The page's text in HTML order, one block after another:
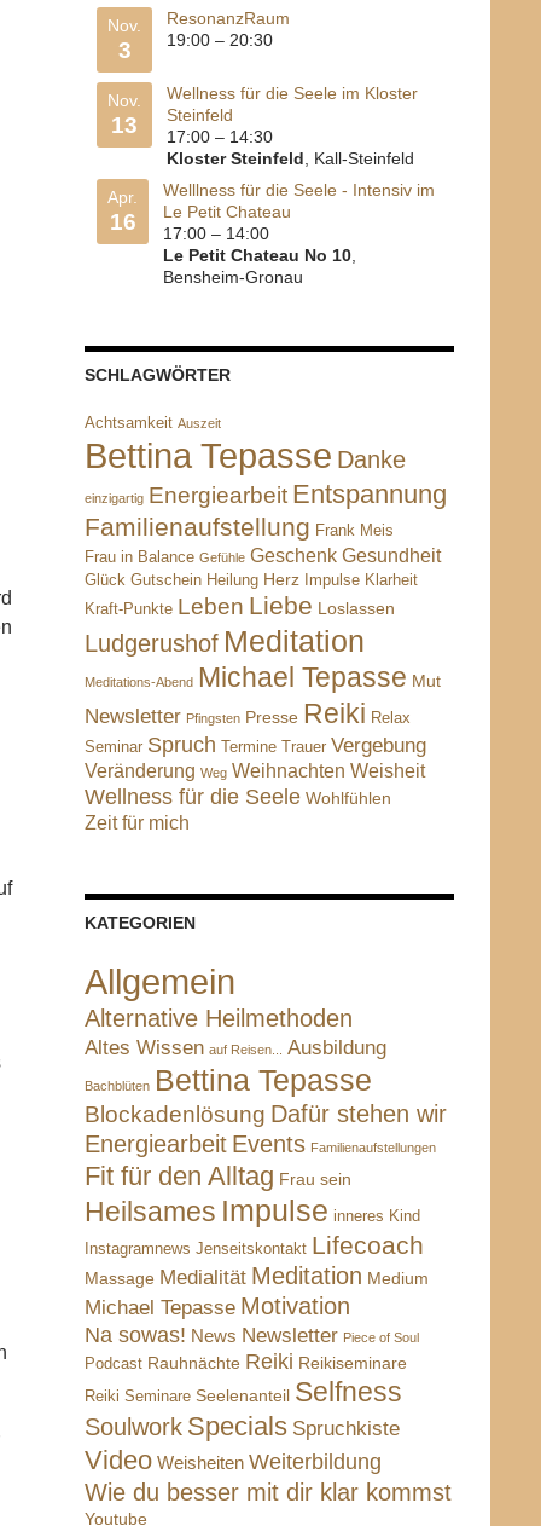
Nov.
3
ResonanzRaum
19:00 – 20:30
Nov.
13
Wellness für die Seele im Kloster
Steinfeld
17:00 – 14:30
Kloster Steinfeld , Kall-Steinfeld
Apr.
16
Welllness für die Seele - Intensiv im
Le Petit Chateau
17:00 – 14:00
Le Petit Chateau No 10
Bensheim-Gronau
SCHLAGWÖRTER
Achtsamkeit Auszeit
Bettina Tepasse Danke
einzigartig Energiearbeit Entspannung
Familienaufstellung Frank Meis
Frau in Balance Gefühle Geschenk Gesundheit
Glück Gutschein Heilung Herz Impulse Klarheit
Kraft-Punkte Leben Liebe Loslassen
Ludgerushof Meditation
Meditations-Abend Michael Tepasse Mut
Newsletter Pfingsten Presse Reiki Relax
Seminar Spruch Termine Trauer Vergebung
Veränderung Weg Weihnachten Weisheit
Wellness für die Seele Wohlfühlen
Zeit für mich
KATEGORIEN
Allgemein
Alternative Heilmethoden
Altes Wissen auf Reisen... Ausbildung
Bachblüten Bettina Tepasse
Blockadenlösung Dafür stehen wir
Energiearbeit Events Familienaufstellungen
Fit für den Alltag Frau sein
Heilsames Impulse inneres Kind
Instagramnews Jenseitskontakt Lifecoach
Massage Medialität Meditation Medium
Michael Tepasse Motivation
Na sowas! News Newsletter Piece of Soul
Podcast Rauhnächte Reiki Reikiseminare
Reiki Seminare Seelenanteil Selfness
Soulwork Specials Spruchkiste
Video Weisheiten Weiterbildung
Wie du besser mit dir klar kommst
Youtube